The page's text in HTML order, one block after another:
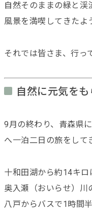
自然そのままの緑と渓
風景を満喫してきたよ
それでは皆さま、行っ
自然に元気を
9月の終わり、青森県
へ一泊二日の旅をして
十和田湖から約14キロ
奥入瀬（おいらせ）川
八戸からバスで1時間